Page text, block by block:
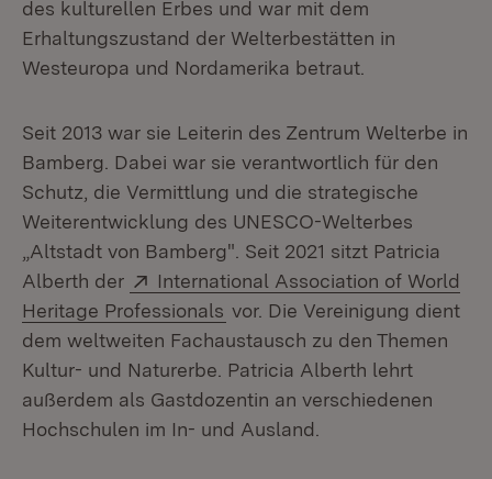
des kulturellen Erbes und war mit dem
Erhaltungszustand der Welterbestätten in
Westeuropa und Nordamerika betraut.
Seit 2013 war sie Leiterin des Zentrum Welterbe in
Bamberg. Dabei war sie verantwortlich für den
Schutz, die Vermittlung und die strategische
Weiterentwicklung des UNESCO-Welterbes
„Altstadt von Bamberg". Seit 2021 sitzt Patricia
Alberth der
Extern:
International Association of World
Heritage Professionals (Öffnet in neuem Fenster)
vor. Die Vereinigung dient
dem weltweiten Fachaustausch zu den Themen
Kultur- und Naturerbe. Patricia Alberth lehrt
außerdem als Gastdozentin an verschiedenen
Hochschulen im In- und Ausland.